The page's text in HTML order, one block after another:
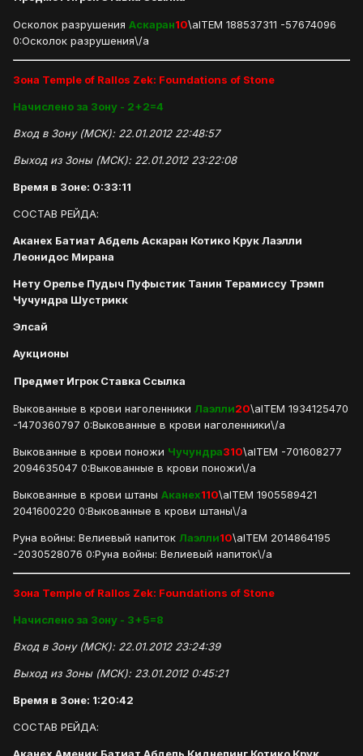
Осколок разрушения Аскаран10\aITEM 188537311 -57674096
0:Осколок разрушения\/a
Зона Temple of Rallos Zek: Foundations of Stone
Начислено за Зону - 2+2=4
Вход в Зону (МСК): 22.01.2012 22:48:57
Выход из Зоны (МСК): 22.01.2012 23:22:08
Время в Зоне: 0:33:11
СОСТАВ РЕЙДА:
Аканех Батиат Абдель Аскаран Котико Крук Лаэлли
Леонидос Мирана
Нету Орелье Пудыч Пуфыстик Танин Терамиссу Трэмп
Чучундра Шустрикк
Элсай
Аукционы
Предмет ИгрокСтавка Ссылка
Выкованные в крови наголенники Лаэлли20\aITEM 1934125470
-1470360797 0:Выкованные в крови наголенники\/a
Выкованные в крови поножи Чучундра310\aITEM -701608277
2094635047 0:Выкованные в крови поножи\/a
Выкованные в крови штаны Аканех110\aITEM 1905589421
2041600220 0:Выкованные в крови штаны\/a
Руна войны: Велиевый напиток Лаэлли10\aITEM 2014864195
-2030528076 0:Руна войны: Велиевый напиток\/a
Зона Temple of Rallos Zek: Foundations of Stone
Начислено за Зону - 3+5=8
Вход в Зону (МСК): 22.01.2012 23:24:39
Выход из Зоны (МСК): 23.01.2012 0:45:21
Время в Зоне: 1:20:42
СОСТАВ РЕЙДА: